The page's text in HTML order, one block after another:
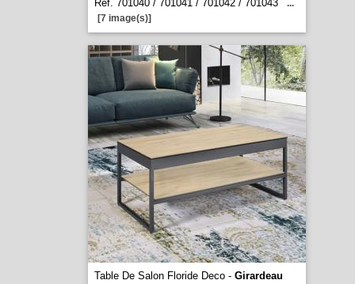
Réf. 701040 / 701041 / 701042 / 701043
...
[7 image(s)]
Table De Salon Floride Deco - Girardeau